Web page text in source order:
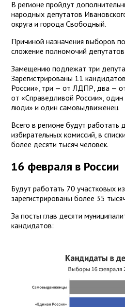
В регионе пройдут
народных депутатов
округа и города Свободный.
Причиной назначения выборов
сложение полномочий
Замещению подлежат три
Зарегистрированы 11
России», три — от ЛДПР, два —
от «Справедливой России»,
люди» и один самовыдвиженец.
Всего в регионе будут работать
избирательных комиссий, в
более десяти тысяч человек.
16 февраля в России
Будут работать 70 участковых
зарегистрированы более 35
За посты глав десяти
кандидатов: